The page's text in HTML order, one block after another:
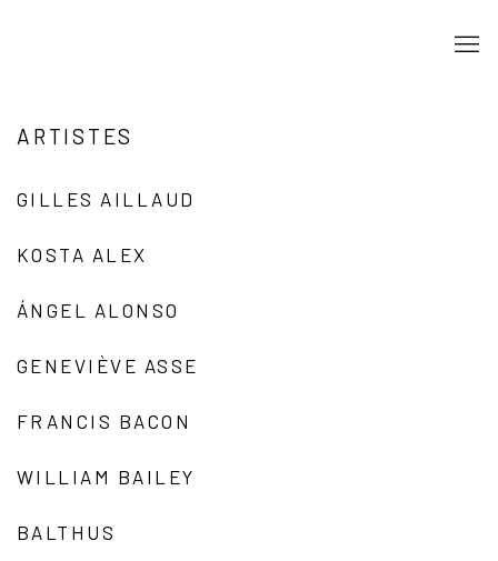
ARTISTES
GILLES AILLAUD
KOSTA ALEX
ÁNGEL ALONSO
GENEVIÈVE ASSE
FRANCIS BACON
WILLIAM BAILEY
BALTHUS